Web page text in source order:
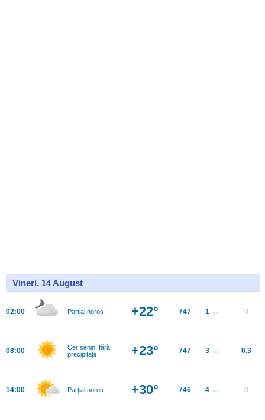
Vineri, 14 August
02:00 Parțial noros +22° 747 1 m/s 0
08:00
Cer senin, fără
precipitații
+23° 747 3 m/s 0.3
14:00 Parţial noros +30° 746 4 m/s 0